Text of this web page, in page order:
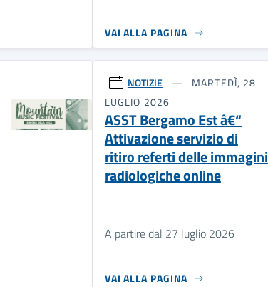
VAI ALLA PAGINA
NOTIZIE
MARTEDÌ, 28
LUGLIO 2026
ASST Bergamo Est â€“
Attivazione servizio di
ritiro referti delle immagini
radiologiche online
A partire dal 27 luglio 2026
VAI ALLA PAGINA